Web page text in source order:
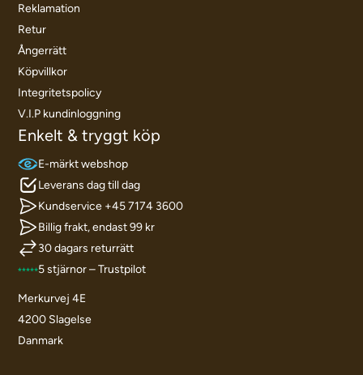
Reklamation
Retur
Ångerrätt
Köpvillkor
Integritetspolicy
V.I.P kundinloggning
Enkelt & tryggt köp
E-märkt webshop
Leverans dag till dag
Kundservice +45 7174 3600
Billig frakt, endast 99 kr
30 dagars returrätt
5 stjärnor – Trustpilot
Merkurvej 4E
4200 Slagelse
Danmark